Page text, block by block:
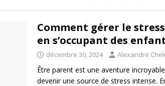
Comment gérer le
en s’occupant des
décembre 30, 2024 Alexandre
Être parent est une aventure
devenir une source de stress intense.